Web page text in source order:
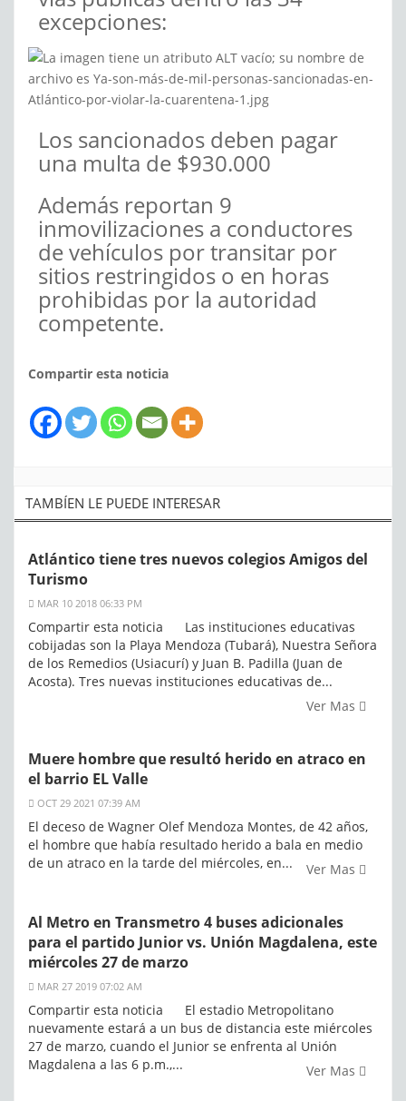
excepciones:
Los sancionados deben pagar
una multa de $930.000
Además reportan 9
inmovilizaciones a conductores
de vehículos por transitar por
sitios restringidos o en horas
prohibidas por la autoridad
competente.
Compartir esta noticia
TAMBÍEN LE PUEDE INTERESAR
Atlántico tiene tres nuevos colegios Amigos del
Turismo
MAR 10 2018 06:33 PM
Compartir esta noticia Las instituciones educativas
cobijadas son la Playa Mendoza (Tubará), Nuestra Señora
de los Remedios (Usiacurí) y Juan B. Padilla (Juan de
Acosta). Tres nuevas instituciones educativas de...
Ver Mas
Muere hombre que resultó herido en atraco en
el barrio EL Valle
OCT 29 2021 07:39 AM
El deceso de Wagner Olef Mendoza Montes, de 42 años,
el hombre que había resultado herido a bala en medio
de un atraco en la tarde del miércoles, en...
Ver Mas
Al Metro en Transmetro 4 buses adicionales
para el partido Junior vs. Unión Magdalena, este
miércoles 27 de marzo
MAR 27 2019 07:02 AM
Compartir esta noticia El estadio Metropolitano
nuevamente estará a un bus de distancia este miércoles
27 de marzo, cuando el Junior se enfrenta al Unión
Magdalena a las 6 p.m.,...
Ver Mas